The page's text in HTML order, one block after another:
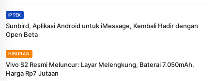
IPTEK
Sunbird, Aplikasi Android untuk iMessage, Kembali Hadir dengan
Open Beta
HIBURAN
Vivo S2 Resmi Meluncur: Layar Melengkung, Baterai 7.050mAh,
Harga Rp7 Jutaan